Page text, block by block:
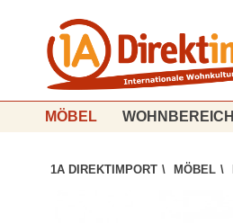
MÖBEL WOHNBEREICH
1A DIREKTIMPORT \ MÖBEL \